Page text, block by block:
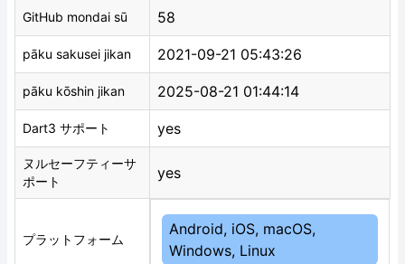
GitHub mondai sū 58
pāku sakusei jikan 2021-09-21 05:43:26
pāku kōshin jikan 2025-08-21 01:44:14
Dart3 サポート yes
ヌルセーフティーサ
ポート
yes
プラットフォーム
Android, iOS, macOS,
Windows, Linux